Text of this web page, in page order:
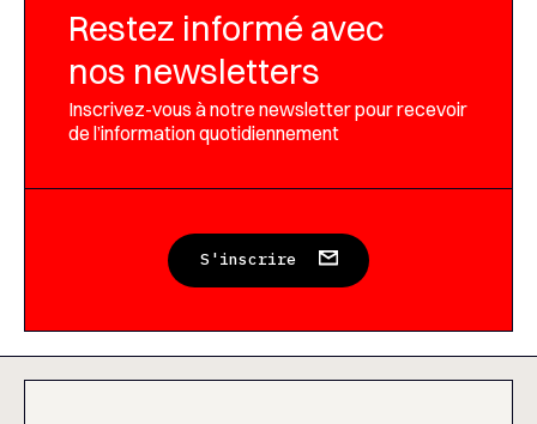
Restez informé avec
nos newsletters
Inscrivez-vous à notre newsletter pour recevoir
de l’information quotidiennement
S'inscrire